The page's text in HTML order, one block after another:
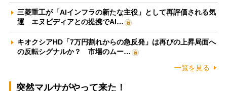
三菱重工が「AIインフラの新たな主役」として再評価される気
運 エヌビディアとの提携でAI…
キオクシアHD「7万円割れからの急反発」は再びの上昇局面へ
の反転シグナルか？ 市場のムー…
一覧を見る
突然マルサがやって来た！